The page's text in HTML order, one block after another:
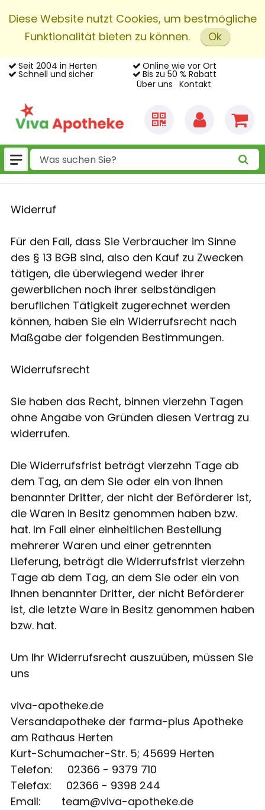
Diese Website nutzt Cookies, um bestmögliche
Funktionalität bieten zu können.
Ok
Seit 2004 in Herten Online wie vor Ort
Schnell und sicher
Bis zu 50 % Rabatt
Über uns Kontakt
Widerruf
Für den Fall, dass Sie Verbraucher im Sinne
des § 13 BGB sind, also den Kauf zu Zwecken
tätigen, die überwiegend weder ihrer
gewerblichen noch ihrer selbständigen
beruflichen Tätigkeit zugerechnet werden
können, haben Sie ein Widerrufsrecht nach
Maßgabe der folgenden Bestimmungen.
Widerrufsrecht
Sie haben das Recht, binnen vierzehn Tagen
ohne Angabe von Gründen diesen Vertrag zu
widerrufen.
Die Widerrufsfrist beträgt vierzehn Tage ab
dem Tag, an dem Sie oder ein von Ihnen
benannter Dritter, der nicht der Beförderer ist,
die Waren in Besitz genommen haben bzw.
hat. Im Fall einer einheitlichen Bestellung
mehrerer Waren und einer getrennten
Lieferung, beträgt die Widerrufsfrist vierzehn
Tage ab dem Tag, an dem Sie oder ein von
Ihnen benannter Dritter, der nicht Beförderer
ist, die letzte Ware in Besitz genommen haben
bzw. hat.
Um Ihr Widerrufsrecht auszuüben, müssen Sie
uns
viva-apotheke.de
Versandapotheke der farma-plus Apotheke
am Rathaus Herten
Kurt-Schumacher-Str. 5; 45699 Herten
Telefon: 02366 - 9379 710
Telefax: 02366 - 9398 244
Email: team@viva-apotheke.de